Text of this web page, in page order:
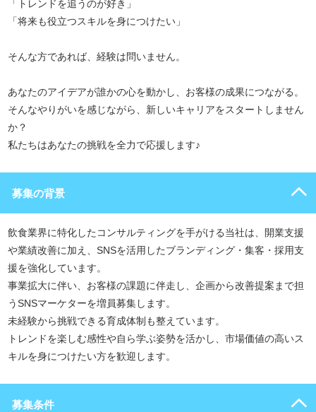
「トレンドを追うのが好き」
「将来も役立つスキルを身につけたい」
そんな方であれば、経験は問いません。
あなたのアイデアが誰かの心を動かし、お客様の成果につながる。
そんなやりがいを感じながら、新しいキャリアをスタートしません
か？
私たちはあなたの挑戦を全力で応援します♪
募集の背景
飲食業界に特化したコンサルティングを手がける当社は、開業支援
や業績改善に加え、SNSを活用したブランディング・集客・採用支
援を強化しています。
事業拡大に伴い、お客様の課題に伴走し、企画から改善提案まで担
うSNSマーケターを増員募集します。
未経験から挑戦できる育成体制も整えています。
トレンドを楽しむ感性や自ら学ぶ姿勢を活かし、市場価値の高いス
キルを身につけたい方を歓迎します。
募集条件